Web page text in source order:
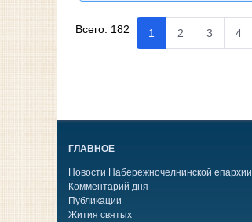
Всего: 182 1 2 3 4
ГЛАВНОЕ
Новости Набережночелнинской епархии
Комментарий дня
Публикации
Жития святых